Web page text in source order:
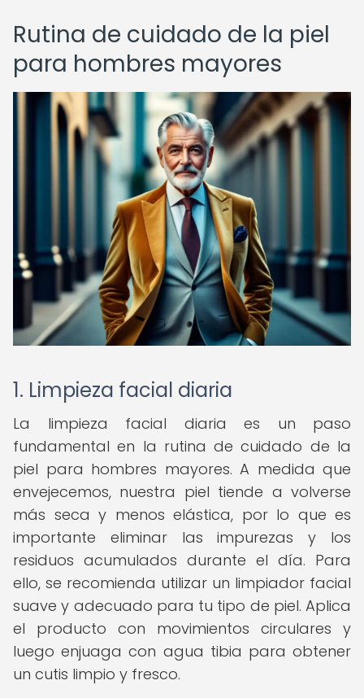
Rutina de cuidado de la piel
para hombres mayores
1. Limpieza facial diaria
La limpieza facial diaria es un paso
fundamental en la rutina de cuidado de la
piel para hombres mayores. A medida que
envejecemos, nuestra piel tiende a volverse
más seca y menos elástica, por lo que es
importante eliminar las impurezas y los
residuos acumulados durante el día. Para
ello, se recomienda utilizar un limpiador facial
suave y adecuado para tu tipo de piel. Aplica
el producto con movimientos circulares y
luego enjuaga con agua tibia para obtener
un cutis limpio y fresco.